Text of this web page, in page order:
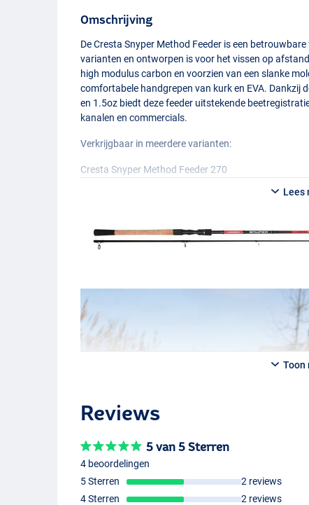
Omschrijving
De Cresta Snyper Method Feeder is een
varianten en ontworpen is voor het vissen op
high modulus carbon en voorzien van een slanke
comfortabele handgrepen van kurk en EVA. Dankzij
en 1.5oz biedt deze feeder uitstekende
kanalen en commercials.
Verkrijgbaar in meerdere varianten:
Cresta Snyper Method Feeder 270
- Werpgewicht: 20-60g
- Transportlengte: 140cm
- 2+2 delen
- Lengte: 3m
- Gewicht: 161g
- Werpgewicht: 20-60g
- 3+2 delen
- Gewicht: 175g
- Werpgewicht: 20-60g
- Transportlengte: 117cm
- Aantal ogen: 8+6
Lees
Toon
Reviews
5 van 5 Sterren
4 beoordelingen
5 Sterren
2 reviews
4 Sterren
2 reviews